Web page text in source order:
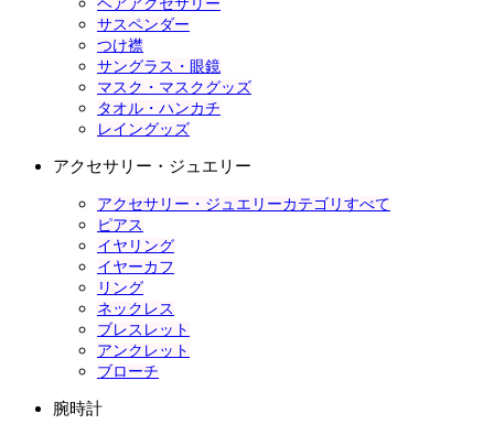
ヘアアクセサリー
サスペンダー
つけ襟
サングラス・眼鏡
マスク・マスクグッズ
タオル・ハンカチ
レイングッズ
アクセサリー・ジュエリー
アクセサリー・ジュエリーカテゴリすべて
ピアス
イヤリング
イヤーカフ
リング
ネックレス
ブレスレット
アンクレット
ブローチ
腕時計